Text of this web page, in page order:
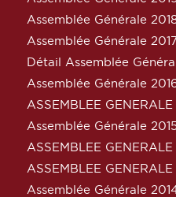
Assemblée Générale
Assemblée Générale
Détail Assemblée
Assemblée Générale
ASSEMBLEE GENERALE
Assemblée Générale
ASSEMBLEE GENERALE
ASSEMBLEE GENERALE
Assemblée Générale